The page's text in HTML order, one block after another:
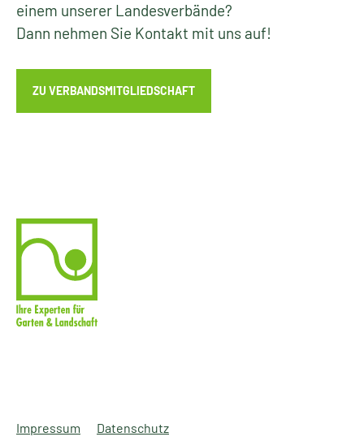
einem unserer Landesverbände?
Dann nehmen Sie Kontakt mit uns auf!
ZU VERBANDSMITGLIEDSCHAFT
Impressum Datenschutz